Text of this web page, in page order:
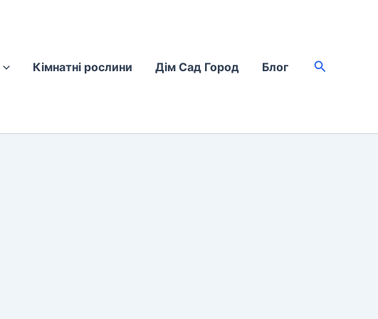
Кімнатні рослини Дім Сад Город Блог Пошук